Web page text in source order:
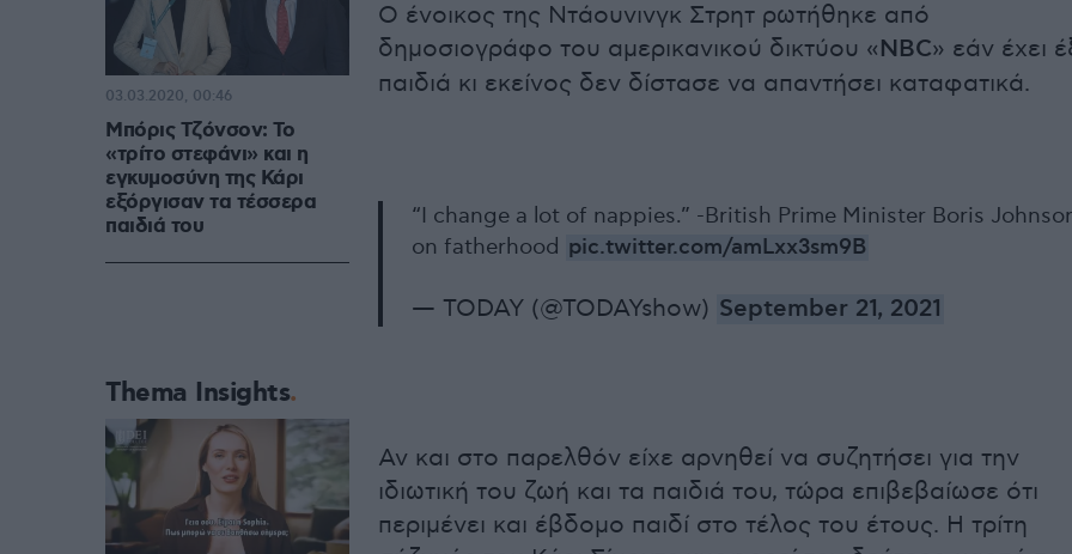
Ο ένοικος της Ντάουνινγκ Στρητ ρωτήθηκε από
δημοσιογράφο του αμερικανικού δικτύου «NBC» εάν έχει
παιδιά κι εκείνος δεν δίστασε να απαντήσει καταφατικά.
“I change a lot of nappies.” -British Prime Minister Boris
on fatherhood pic.twitter.com/amLxx3sm9B
— TODAY (@TODAYshow) September 21, 2021
Αν και στο παρελθόν είχε αρνηθεί να συζητήσει για την
ιδιωτική του ζωή και τα παιδιά του, τώρα επιβεβαίωσε ότι
περιμένει και έβδομο παιδί στο τέλος του έτους. Η τρίτη
Μπόρις Τζόνσον: Το
«τρίτο στεφάνι» και η
εγκυμοσύνη της Κάρι
εξόργισαν τα τέσσερα
παιδιά του
03.03.2020, 00:46
Thema Insights